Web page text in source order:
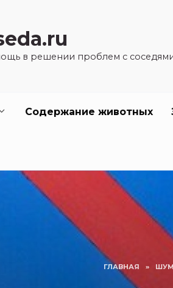
в решении проблем с
Содержание животных
ГЛАВНАЯ » ШУМ